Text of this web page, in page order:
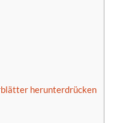
herunterdrücken